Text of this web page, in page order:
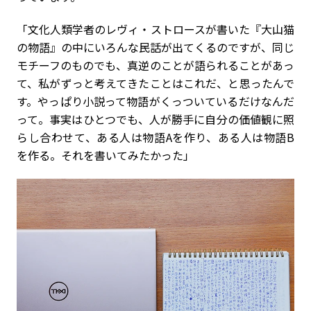
「文化人類学者のレヴィ・ストロースが書いた『大山猫
の物語』の中にいろんな民話が出てくるのですが、同じ
モチーフのものでも、真逆のことが語られることがあっ
て、私がずっと考えてきたことはこれだ、と思ったんで
す。やっぱり小説って物語がくっついているだけなんだ
って。事実はひとつでも、人が勝手に自分の価値観に照
らし合わせて、ある人は物語Aを作り、ある人は物語B
を作る。それを書いてみたかった」